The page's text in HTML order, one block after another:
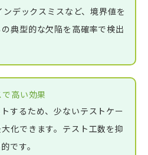
デックスミスなど、境界値を
典型的な欠陥を高確率で検出
高い効果
するため、少ないテストケー
化できます。テスト工数を抑
です。